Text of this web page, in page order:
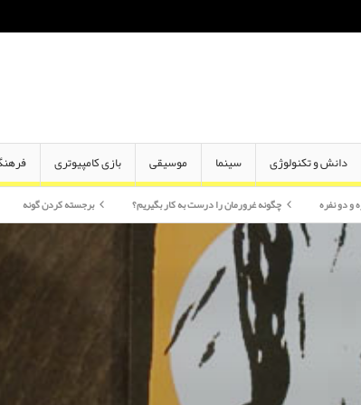
دانش و تکنولوژی سینما موسیقی بازی کامپیوتری
چگونه غرورمان را درست به کار بگیریم؟ برجسته کردن گونه اختلاف سن در